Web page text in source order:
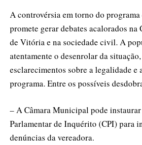
A controvérsia em torno do
promete gerar debates acalorados
de Vitória e na sociedade civil. A
atentamente o desenrolar da
esclarecimentos sobre a legalidade e
programa. Entre os possíveis
– A Câmara Municipal pode
Parlamentar de Inquérito (CPI) para
denúncias da vereadora.